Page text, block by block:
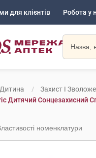
для клієнтів Робота у
Захист І
Дитячий Сонцезахисний
номенклатури